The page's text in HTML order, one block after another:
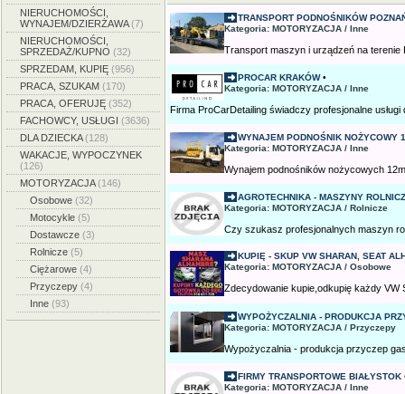
NIERUCHOMOŚCI,
WYNAJEM/DZIERŻAWA(7)
NIERUCHOMOŚCI,
SPRZEDAŻ/KUPNO (32)
SPRZEDAM, KUPIĘ (956)
PRACA, SZUKAM (170)
PRACA, OFERUJĘ (352)
FACHOWCY, USŁUGI (3636)
DLA DZIECKA(128)
WAKACJE, WYPOCZYNEK
(126)
MOTORYZACJA(146)
Osobowe (32)
Motocykle (5)
Dostawcze (3)
Rolnicze (5)
Ciężarowe (4)
Przyczepy (4)
Inne (93)
TRANSPORT PODNOŚNIKÓW
Kategoria: MOTORYZACJA / Inne
Transport maszyn i urządzeń na terenie
PROCAR KRAKÓW•
Kategoria: MOTORYZACJA / Inne
Firma ProCarDetailing świadczy profesjonalne usługi
WYNAJEM PODNOŚNIK NOŻYCOWY
Kategoria: MOTORYZACJA / Inne
Wynajem podnośników nożycowych
AGROTECHNIKA - MASZYNY
Kategoria: MOTORYZACJA / Rolnicze
Czy szukasz profesjonalnych maszyn
KUPIĘ - SKUP VW SHARAN, SEAT
Kategoria: MOTORYZACJA / Osobowe
Zdecydowanie kupie,odkupię każdy VW
WYPOŻYCZALNIA - PRODUKCJA
Kategoria: MOTORYZACJA / Przyczepy
Wypożyczalnia - produkcja przyczep
FIRMY TRANSPORTOWE BIAŁYSTOK
Kategoria: MOTORYZACJA / Inne